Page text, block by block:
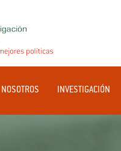
NOSOTROS INVESTIGACIÓN